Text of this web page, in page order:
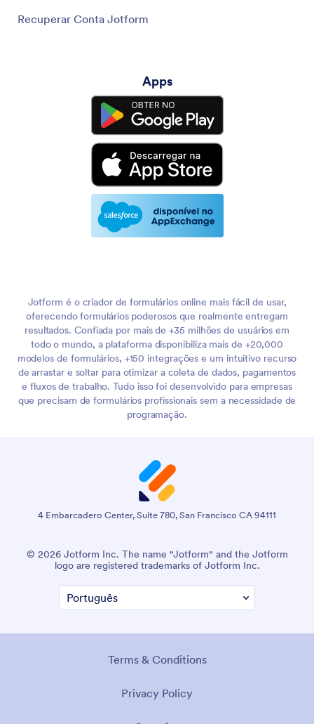
Recuperar Conta Jotform
Apps
Jotform é o criador de formulários online mais fácil de usar,
oferecendo formulários poderosos que realmente entregam
resultados. Confiada por mais de +35 milhões de usuários em
todo o mundo, a plataforma disponibiliza mais de +20,000
modelos de formulários, +150 integrações e um intuitivo recurso
de arrastar e soltar para otimizar a coleta de dados, pagamentos
e fluxos de trabalho. Tudo isso foi desenvolvido para empresas
que precisam de formulários profissionais sem a necessidade de
programação.
4 Embarcadero Center, Suite 780, San Francisco CA 94111
© 2026 Jotform Inc. The name "Jotform" and the Jotform
logo are registered trademarks of Jotform Inc.
Terms & Conditions
Privacy Policy